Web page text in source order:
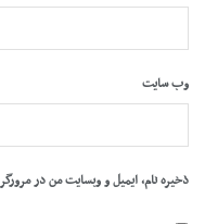
وب‌ سایت
ذخیره نام، ایمیل و وبسایت من در